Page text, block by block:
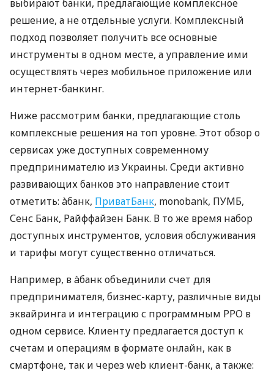
выбирают банки, предлагающие комплексное
решение, а не отдельные услуги. Комплексный
подход позволяет получить все основные
инструменты в одном месте, а управление ими
осуществлять через мобильное приложение или
интернет-банкинг.
Ниже рассмотрим банки, предлагающие столь
комплексные решения на топ уровне. Этот обзор о
сервисах уже доступных современному
предпринимателю из Украины. Среди активно
развивающих банков это направление стоит
отметить: àбанк, ПриватБанк, monobank, ПУМБ,
Сенс Банк, Райффайзен Банк. В то же время набор
доступных инструментов, условия обслуживания
и тарифы могут существенно отличаться.
Например, в àбанк объединили счет для
предпринимателя, бизнес-карту, различные виды
эквайринга и интеграцию с программным РРО в
одном сервисе. Клиенту предлагается доступ к
счетам и операциям в формате онлайн, как в
смартфоне, так и через web клиент-банк, а также: